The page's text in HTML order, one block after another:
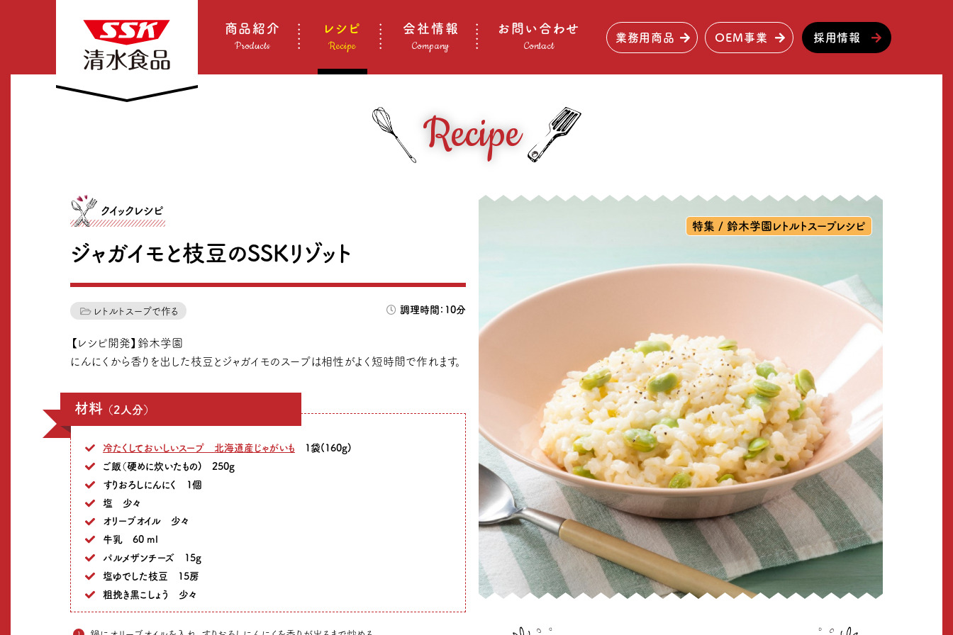
商品紹介
Products
レシピ
Recipe
会社情報
Company
お問い合わせ
Contact
業務用商品 OEM事業 採用情報
Recipe
特集 / 鈴木学園レトルトスープレシピ
クイックレシピ
ジャガイモと枝豆のSSKリゾット
レトルトスープで作る 調理時間：10分
【レシピ開発】鈴木学園
にんにくから香りを出した枝豆とジャガイモのスープは相性がよく短時間で作れます。
材料 （2人分）
冷たくしておいしいスープ 北海道産じゃがいも 1袋(160g)
ご飯（硬めに炊いたもの) 250g
すりおろしにんにく 1個
塩 少々
オリーブオイル 少々
牛乳 60 ml
パルメザンチーズ 15g
塩ゆでした枝豆 15房
粗挽き黒こしょう 少々